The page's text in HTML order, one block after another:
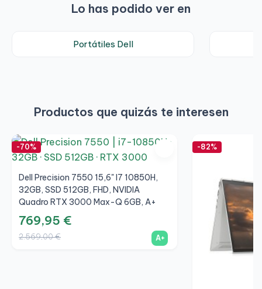
Lo has podido ver en
Portátiles Dell
Productos que quizás te interesen
-70%
Dell Precision 7550 15,6" I7 10850H,
32GB, SSD 512GB, FHD, NVIDIA
Quadro RTX 3000 Max-Q 6GB, A+
769,95 €
2.569,00 € A+
-82%